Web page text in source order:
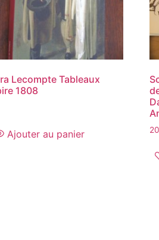
Lecompte Tableaux
1808
Ajouter au panier